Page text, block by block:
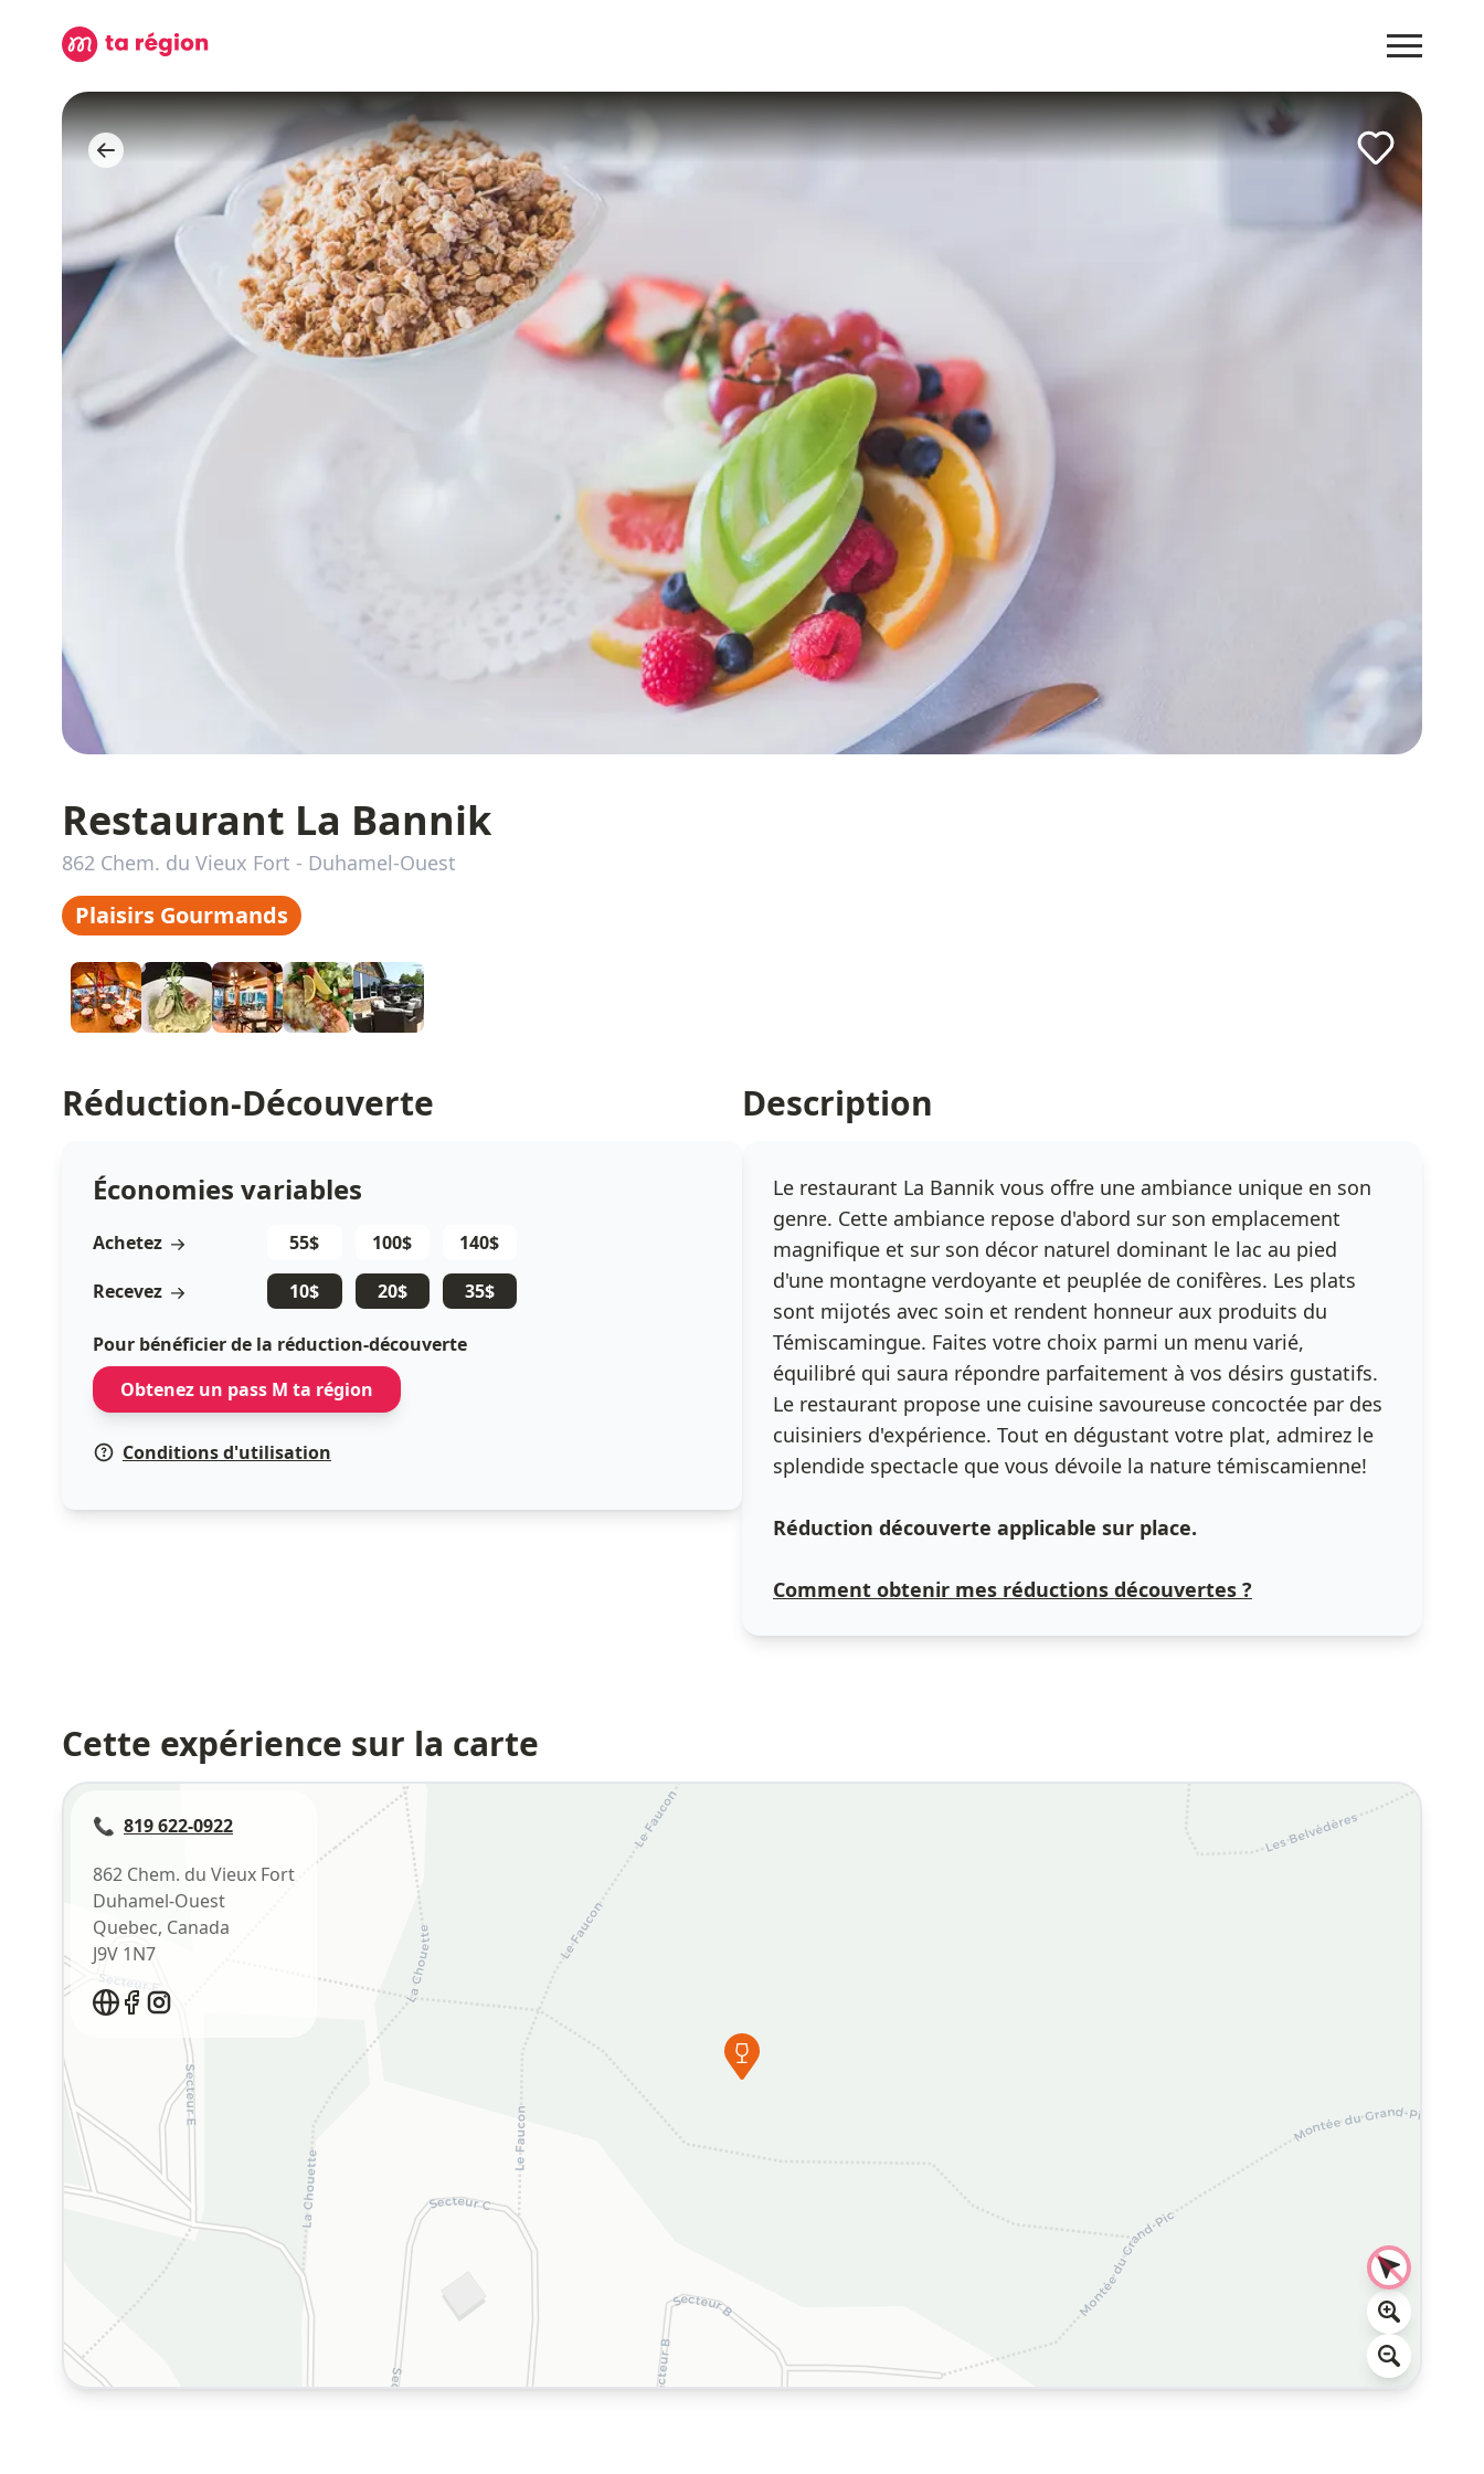
Restaurant La Bannik
862 Chem. du Vieux Fort - Duhamel-Ouest
Plaisirs Gourmands
Réduction-Découverte
Économies variables
Achetez 55$ 100$
140$
Recevez
10$ 20$ 35$
Pour bénéficier de la réduction-découverte
Obtenez un pass M ta région
Conditions d'utilisation
Description
Le restaurant La Bannik vous offre une ambiance unique en son
genre. Cette ambiance repose d'abord sur son emplacement
magnifique et sur son décor naturel dominant le lac au pied
d'une montagne verdoyante et peuplée de conifères. Les plats
sont mijotés avec soin et rendent honneur aux produits du
Témiscamingue. Faites votre choix parmi un menu varié,
équilibré qui saura répondre parfaitement à vos désirs gustatifs.
Le restaurant propose une cuisine savoureuse concoctée par des
cuisiniers d'expérience. Tout en dégustant votre plat, admirez le
splendide spectacle que vous dévoile la nature témiscamienne!
Réduction découverte applicable sur place.
Comment obtenir mes réductions découvertes ?
Cette expérience sur la carte
📞 819 622-0922
862 Chem. du Vieux Fort
Duhamel-Ouest
Quebec, Canada
J9V 1N7